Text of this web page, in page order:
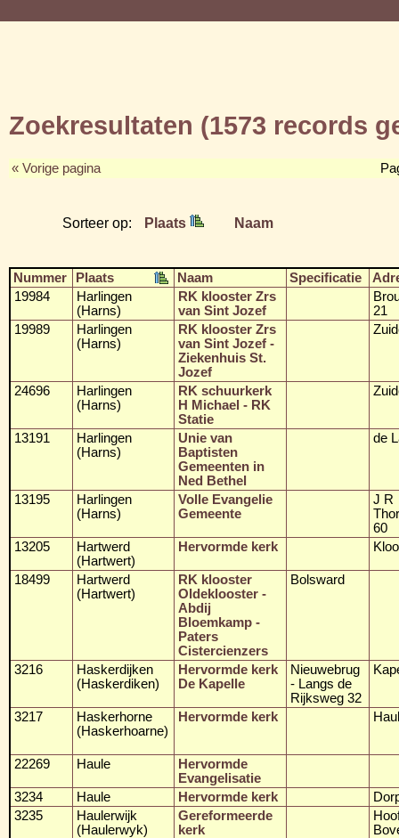
Zoekresultaten (1573 records
« Vorige pagina
Sorteer op: Plaats Naam
Nummer Plaats Naam Specificatie
19984
Harlingen
(Harns)
RK klooster Zrs
van Sint Jozef
21
19989
Harlingen
(Harns)
RK klooster Zrs
van Sint Jozef -
Ziekenhuis St.
Jozef
24696
Harlingen
(Harns)
RK schuurkerk
H Michael - RK
Statie
13191
Harlingen
(Harns)
Unie van
Baptisten
Gemeenten in
Ned Bethel
de
13195
Harlingen
(Harns)
Volle Evangelie
Gemeente
J R
60
13205
Hartwerd
(Hartwert)
Hervormde kerk
18499
Hartwerd
(Hartwert)
RK klooster
Oldeklooster -
Abdij
Bloemkamp -
Paters
Cistercienzers
Bolsward
3216
Haskerdijken
(Haskerdiken)
Hervormde kerk
De Kapelle
Nieuwebrug
- Langs de
Rijksweg 32
3217
Haskerhorne
(Haskerhoarne)
Hervormde kerk
22269 Haule
Hervormde
Evangelisatie
3234
Haule Hervormde kerk
3235
Haulerwijk
(Haulerwyk)
Gereformeerde
kerk